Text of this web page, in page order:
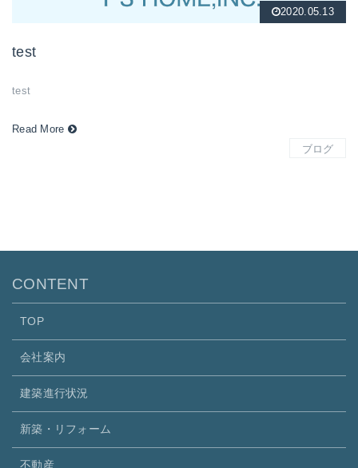
2020.05.13
test
test
Read More
ブログ
CONTENT
TOP
会社案内
建築進行状況
新築・リフォーム
不動産